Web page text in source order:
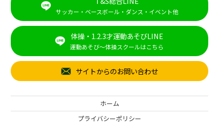
ホーム
プライバシーポリシー
サッカー・ベースボール・ダンス・イベント他
体操・1.2.3才運動あそびLINE
運動あそび～体操スクールはこちら
サイトからのお問い合わせ